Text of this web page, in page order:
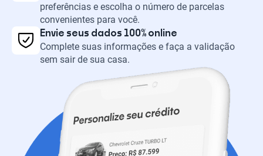
preferências e escolha o número de parcelas
convenientes para você.
Envie seus dados 100% online
Complete suas informações e faça a validação
sem sair de sua casa.